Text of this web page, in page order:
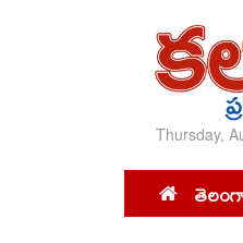
Thursday,